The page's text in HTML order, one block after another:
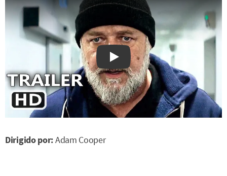
Watch on YouTube
Dirigido por:Adam Cooper